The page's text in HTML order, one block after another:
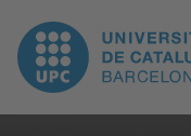
UPC.